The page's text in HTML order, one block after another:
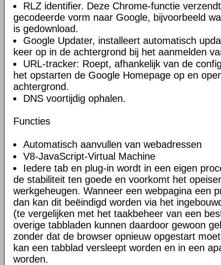
RLZ identifier. Deze Chrome-functie
gecodeerde vorm naar Google, bijvoorbeeld
is gedownload.
Google Updater, installeert automatisch
keer op in de achtergrond bij het aanmelden
URL-tracker: Roept, afhankelijk van de
het opstarten de Google Homepage op en
achtergrond.
DNS voortijdig ophalen.
Functies
Automatisch aanvullen van webadressen
V8-JavaScript-Virtual Machine
Iedere tab en plug-in wordt in een eigen
de stabiliteit ten goede en voorkomt het
werkgeheugen. Wanneer een webpagina een
dan kan dit beëindigd worden via het
(te vergelijken met het taakbeheer van een
overige tabbladen kunnen daardoor gewoon
zonder dat de browser opnieuw opgestart
kan een tabblad versleept worden en in een
worden.